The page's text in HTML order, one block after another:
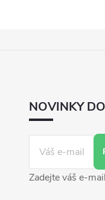
NOVINKY
Zadejte váš e-